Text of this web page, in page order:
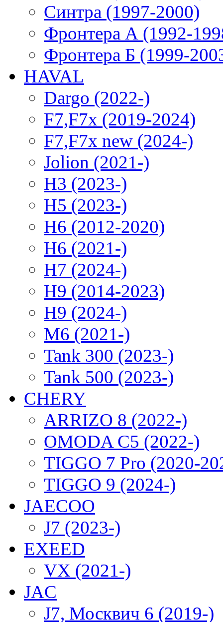
Синтра (1997-2000)
Фронтера А (1992-
Фронтера Б (1999-
HAVAL
Dargo (2022-)
F7,F7x (2019-2024)
F7,F7x new (2024-)
Jolion (2021-)
H3 (2023-)
H5 (2023-)
H6 (2012-2020)
H6 (2021-)
H7 (2024-)
H9 (2014-2023)
H9 (2024-)
M6 (2021-)
Tank 300 (2023-)
Tank 500 (2023-)
CHERY
ARRIZO 8 (2022-)
OMODA C5 (2022-)
TIGGO 7 Pro (2020-
TIGGO 9 (2024-)
JAECOO
J7 (2023-)
EXEED
VX (2021-)
JAC
J7, Москвич 6 (2019-)